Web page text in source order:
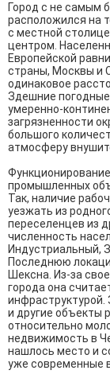
Город с не самым
расположился на
с местной
центром.
Европейской
страны, Москвы и
одинаковое
Здешние
умеренно-
загрязненности
большого
атмосферу
промышленных
Так, наличие
уезжать из
переселенцев из
численность
Индустриальный,
Последнюю
Шексна. Из-за
города она
и другие объекты
относительно
недвижимость в
нашлось место и
уже современные